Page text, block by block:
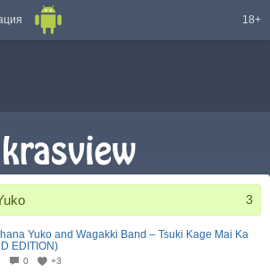
18+
3
Yuko and Wagakki Band – Tsuki Kage Mai Ka
EDITION)
0 +3